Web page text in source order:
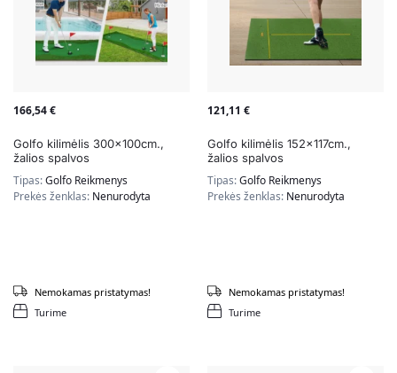
166,54€
Golfo kilimėlis 300x100cm.,
žalios spalvos
Tipas:Golfo Reikmenys
Prekės ženklas: Nenurodyta
Turime
Nemokamas pristatymas!
121,11 €
Golfo kilimėlis 152x117cm.,
žalios spalvos
Tipas:Golfo Reikmenys
Prekės ženklas: Nenurodyta
Turime
Nemokamas pristatymas!